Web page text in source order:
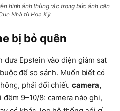
hình ảnh thùng rác trong bức ảnh cận
Nhà tù Hoa Kỳ.
bị bỏ quên
đưa Epstein vào diện giám sát
để so sánh. Muốn biết có
phải đối chiếu camera,
đêm 9–10/8: camera nào ghi,